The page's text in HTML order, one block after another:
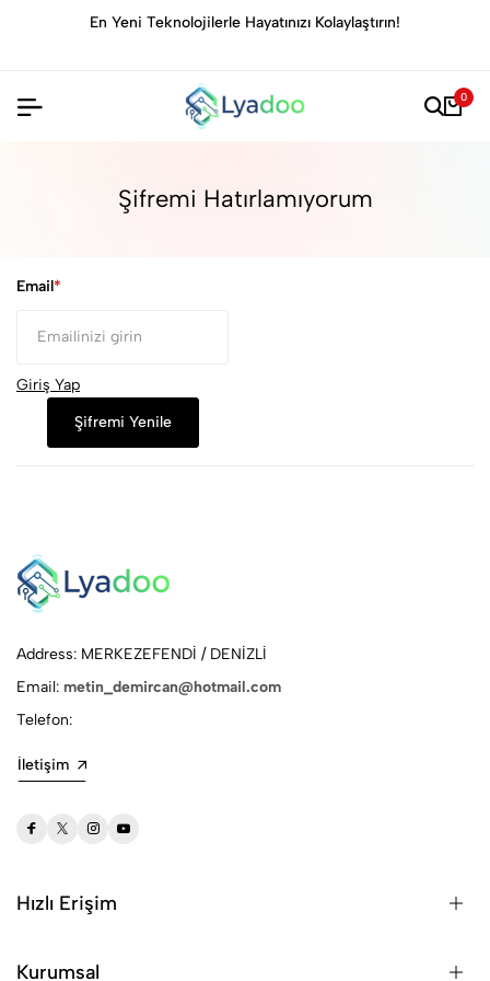
En Yeni Teknolojilerle Hayatınızı Kolaylaştırın!
0
Şifremi Hatırlamıyorum
Email
Giriş Yap
Şifremi Yenile
Address: MERKEZEFENDİ / DENİZLİ
Email: metin_demircan@hotmail.com
Telefon:
İletişim
Hızlı Erişim
Kurumsal